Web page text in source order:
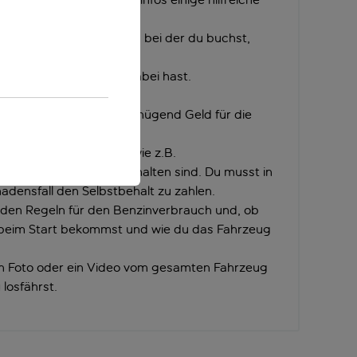
die Autovermietung, bei der du buchst,
die richtigen Papiere dabei hast.
mit.
deiner Kreditkarte genügend Geld für die
welche Leistungen wie z.B.
oder Selbstbehalt enthalten sind. Du musst in
den Selbstbehalt zu zahlen.
Regeln für den Benzinverbrauch und, ob
Start bekommst und wie du das Fahrzeug
Foto oder ein Video vom gesamten Fahrzeug
losfährst.